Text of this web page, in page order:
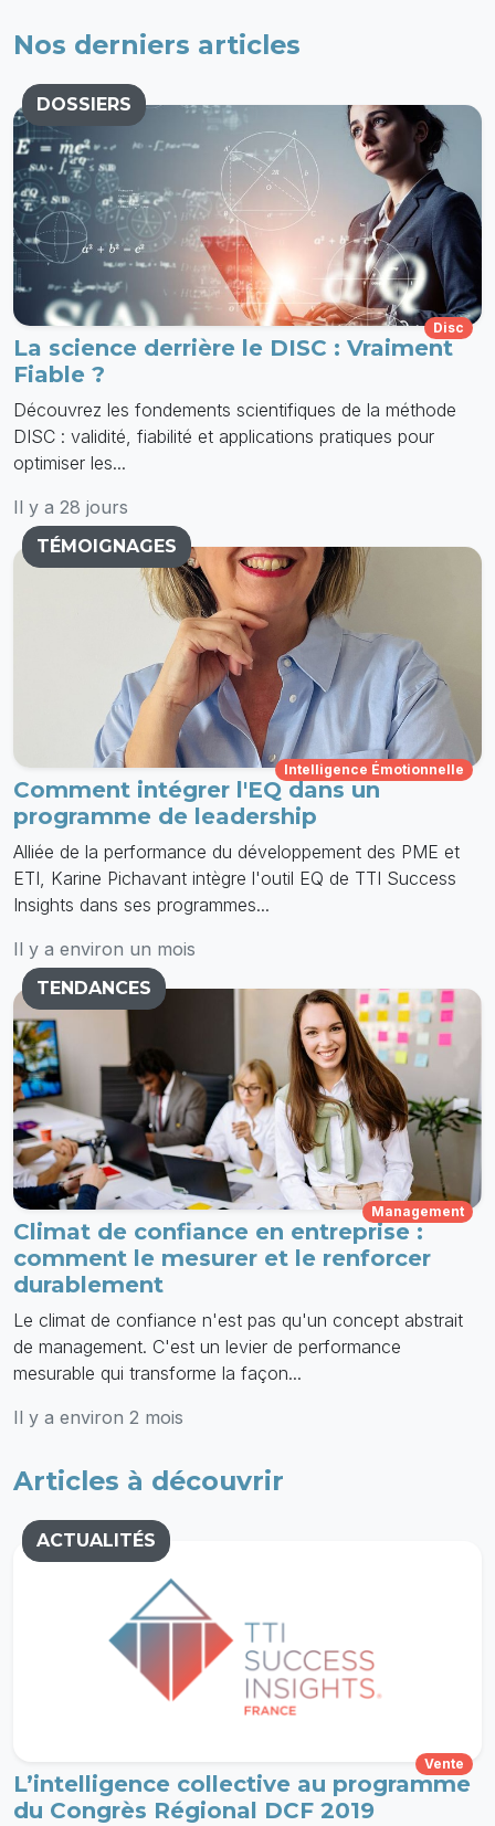
Nos derniers articles
DOSSIERS
Disc
La science derrière le DISC : Vraiment
Fiable ?
Découvrez les fondements scientifiques de la méthode
DISC : validité, fiabilité et applications pratiques pour
optimiser les...
Il y a 28 jours
TÉMOIGNAGES
Intelligence Émotionnelle
Comment intégrer l'EQ dans un
programme de leadership
Alliée de la performance du développement des PME et
ETI, Karine Pichavant intègre l'outil EQ de TTI Success
Insights dans ses programmes...
Il y a environ un mois
TENDANCES
Management
Climat de confiance en entreprise :
comment le mesurer et le renforcer
durablement
Le climat de confiance n'est pas qu'un concept abstrait
de management. C'est un levier de performance
mesurable qui transforme la façon...
Il y a environ 2 mois
Articles à découvrir
ACTUALITÉS
Vente
L’intelligence collective au programme
du Congrès Régional DCF 2019